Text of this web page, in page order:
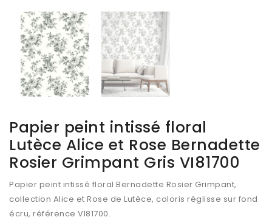
Papier peint intissé floral
Lutèce Alice et Rose Bernadette
Rosier Grimpant Gris VI81700
Papier peint intissé floral Bernadette Rosier Grimpant,
collection Alice et Rose de Lutèce, coloris réglisse sur fond
écru, référence VI81700.